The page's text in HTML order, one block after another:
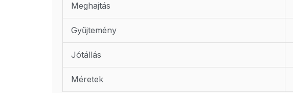
Meghajtás
Gyűjtemény
Jótállás
Méretek